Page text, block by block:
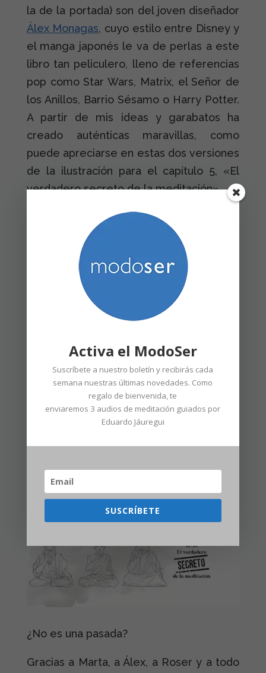
la de la portada) son del joven diseñador
Álex Monagas, cuyo estilo entre Disney y
el manga japonés le va de perlas a este
libro tan peliculero, lleno de referencias
pop como Star Wars, Matrix, el Señor de
los Anillos, Barrio Sésamo o Harry Potter.
A partir de mis ideas y garabatos ha
creado auténticas maravillas, como
puede apreciarse en estas dos versiones
de la ilustración para el capítulo 5, «El
verdadero secreto de la meditación».
Pero eso no es todo. Porque además del
la diseñadoraRoser Orra, que le ha
puesto un enorme empeño y una
creatividad desbordante a la
maquetación, integrando mi texto con
los dibujos de Alex y añadiendo
ver el resultado para el capítulo 5…
¿No es una pasada?
Gracias a Marta, a Álex, a Roser y a todo
Activa el ModoSer
Suscríbete a nuestro boletín y recibirás cada
semana nuestras últimas novedades. Como
regalo de bienvenida, te
enviaremos 3 audios de meditación guiados por
Eduardo Jáuregui
SUSCRÍBETE